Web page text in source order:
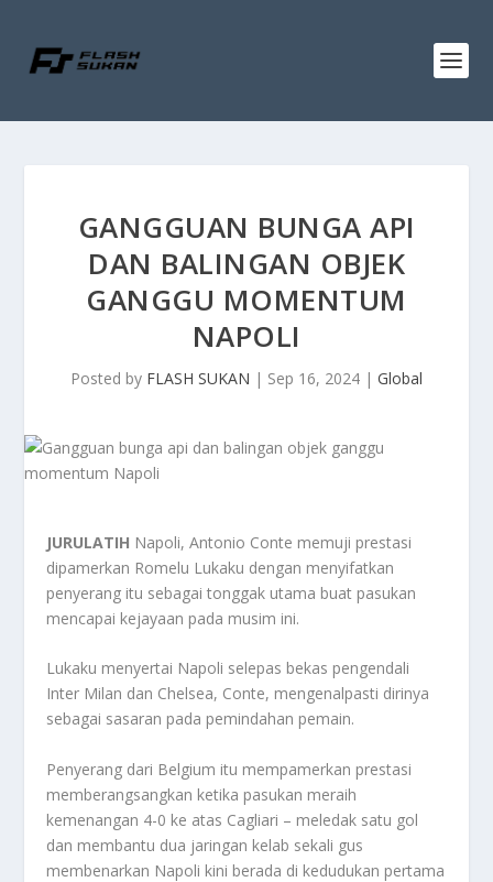
GANGGUAN BUNGA API
DAN BALINGAN OBJEK
GANGGU MOMENTUM
NAPOLI
Posted by FLASH SUKAN | Sep 16, 2024 | Global
JURULATIH Napoli, Antonio Conte memuji prestasi
dipamerkan Romelu Lukaku dengan menyifatkan
penyerang itu sebagai tonggak utama buat pasukan
mencapai kejayaan pada musim ini.
Lukaku menyertai Napoli selepas bekas pengendali
Inter Milan dan Chelsea, Conte, mengenalpasti dirinya
sebagai sasaran pada pemindahan pemain.
Penyerang dari Belgium itu mempamerkan prestasi
memberangsangkan ketika pasukan meraih
kemenangan 4-0 ke atas Cagliari – meledak satu gol
dan membantu dua jaringan kelab sekali gus
membenarkan Napoli kini berada di kedudukan pertama